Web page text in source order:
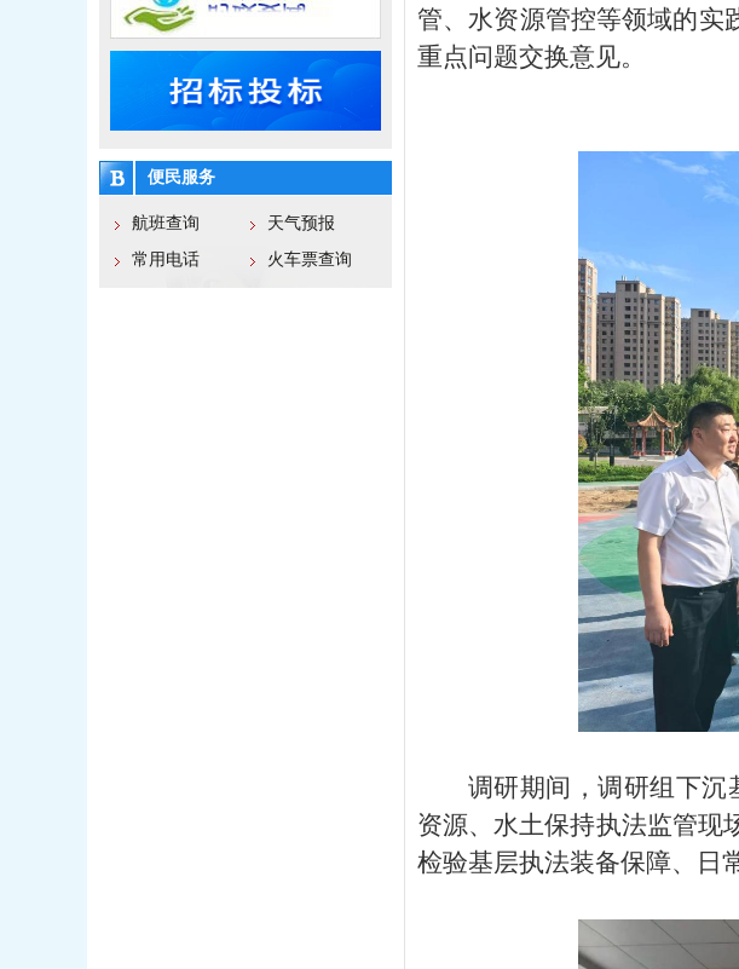
便民服务
航班查询
天气预报
常用电话
火车票查询
管、水资源管控等领域的实
重点问题交换意见。
调研期间，调研组下沉
资源、水土保持执法监管现
检验基层执法装备保障、日